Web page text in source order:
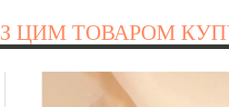
З ЦИМ ТОВАРОМ